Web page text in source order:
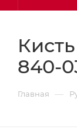
840-
Главная —